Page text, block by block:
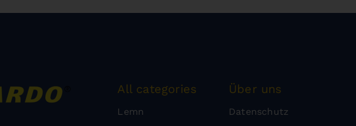
All categories
Lemn
Über uns
Datenschutz